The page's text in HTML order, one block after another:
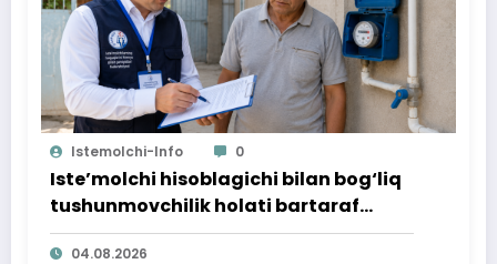
Istemolchi-Info 0
Iste’molchi hisoblagichi bilan bog‘liq
tushunmovchilik holati bartaraf
qilindi
04.08.2026